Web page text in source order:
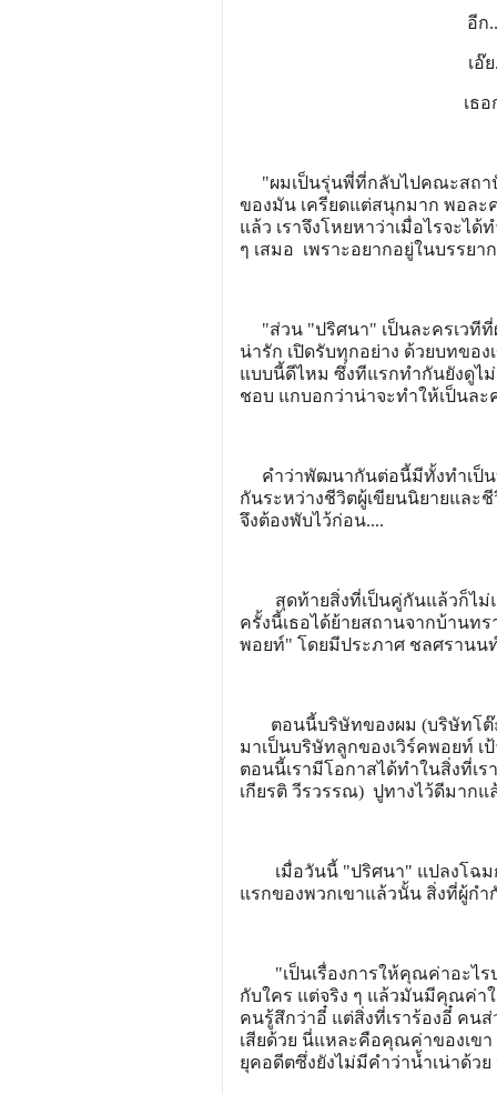
อีก
เอ๊
เธ
"ผมเป็นรุ่นพี่ที่กลับไปคณะสถาปั
ของมัน เครียดแต่สนุกมาก พอละ
แล้ว เราจึงโหยหาว่าเมื่อไรจะไ
ๆ เสมอ เพราะอยากอยู่ในบรรย
"ส่วน "ปริศนา" เป็นละครเวทีที่
น่ารัก เปิดรับทุกอย่าง ด้วยบทขอ
แบบนี้ดีไหม ซึ่งทีแรกทำกันยังดูไ
ชอบ แกบอกว่าน่าจะทำให้เป็นล
คำว่าพัฒนากันต่อนี้มีทั้งทำเป็น
กันระหว่างชีวิตผู้เขียนนิยายและ
จึงต้องพับไว้ก่อน....
สุดท้ายสิ่งที่เป็นคู่กันแล้วก็ไม่แ
ครั้งนี้เธอได้ย้ายสถานจากบ้านท
พอยท์" โดยมีประภาศ ชลศรานน
ตอนนี้บริษัทของผม (บริษัทโต๊ะ
มาเป็นบริษัทลูกของเวิร์คพอยท์ เ
ตอนนี้เรามีโอกาสได้ทำในสิ่งที่เ
เกียรติ วีรวรรณ) ปูทางไว้ดีมากแ
เมื่อวันนี้ "ปริศนา" แปลงโฉมก
แรกของพวกเขาแล้วนั้น สิ่งที่ผู้ก
"เป็นเรื่องการให้คุณค่าอะไรบ
กับใคร แต่จริง ๆ แล้วมันมีคุณค่า
คนรู้สึกว่าอี๋ แต่สิ่งที่เราร้องอี๋ คน
เสียด้วย นี่แหละคือคุณค่าของเข
ยุคอดีตซึ่งยังไม่มีคำว่าน้ำเน่าด้ว